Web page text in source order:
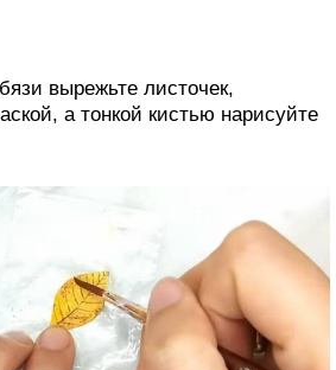
вырежьте листочек,
а тонкой кистью нарисуйте